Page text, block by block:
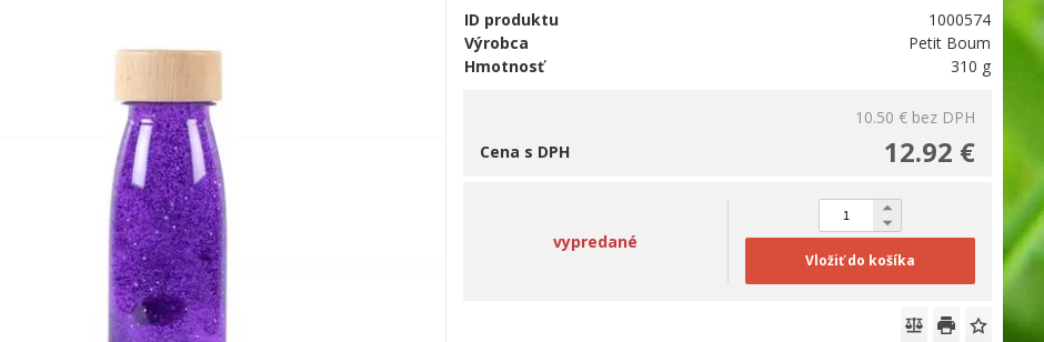
ID produktu
1000574
Výrobca
Petit Boum
Hmotnosť
310 g
10.50 € bez DPH
12.92 €
Cena s DPH
vypredané
Vložiť do košíka